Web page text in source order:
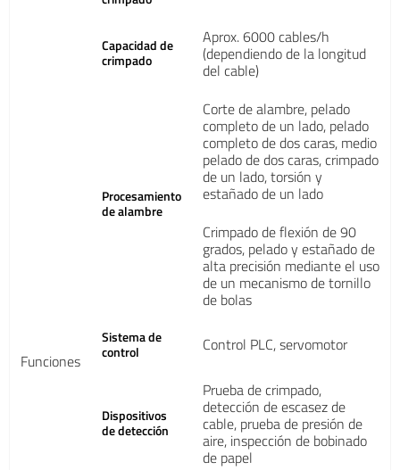
Funciones
Capacidad de
crimpado
Aprox. 6000 cables/h
(dependiendo de la longitud
del cable)
Procesamiento
de alambre
Corte de alambre, pelado
completo de un lado, pelado
completo de dos caras, medio
pelado de dos caras, crimpado
de un lado, torsión y
estañado de un lado
Crimpado de flexión de 90
grados, pelado y estañado de
alta precisión mediante el uso
de un mecanismo de tornillo
de bolas
Sistema de
control Control PLC, servomotor
Dispositivos
de detección
Prueba de crimpado,
detección de escasez de
cable, prueba de presión de
aire, inspección de bobinado
de papel